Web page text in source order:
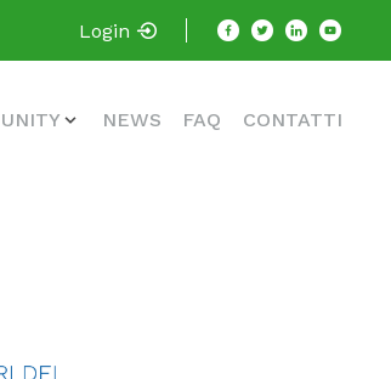
Login
NEWS FAQ CONTATTI